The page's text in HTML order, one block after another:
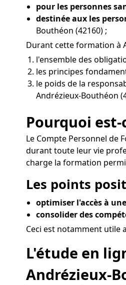
pour les personnes
destinée aux les
Bouthéon (42160) ;
Durant cette formation à
l'ensemble des
les principes
le poids de la
Andrézieux-Bouthéon
Pourquoi
Le Compte Personnel de
durant toute leur vie
charge la formation
Les points
optimiser l'accès à
consolider des
Ceci est notamment utile
L'étude en
Andrézieux-